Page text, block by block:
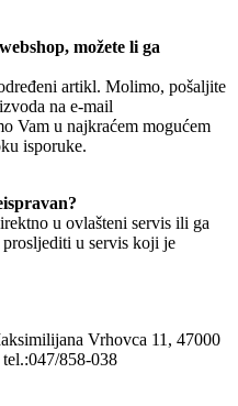
možete li ga
artikl. Molimo, pošaljite
na e-mail
Vam u najkraćem mogućem
isporuke.
u ovlašteni servis ili ga
prosljediti u servis koji je
Vrhovca 11, 47000
858-038